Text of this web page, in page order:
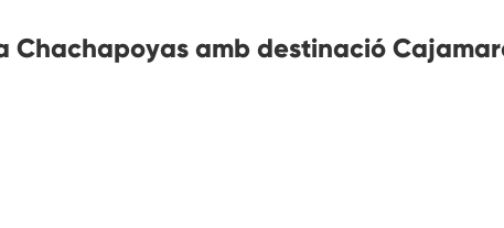
Chachapoyas amb destinació